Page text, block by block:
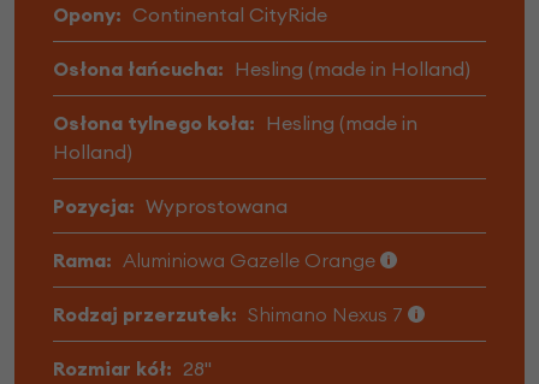
Opony: Continental CityRide
Osłona łańcucha: Hesling (made in Holland)
Osłona tylnego koła: Hesling (made in
Holland)
Pozycja: Wyprostowana
Rama: Aluminiowa Gazelle Orange
Rodzaj przerzutek: Shimano Nexus 7
Rozmiar kół: 28"